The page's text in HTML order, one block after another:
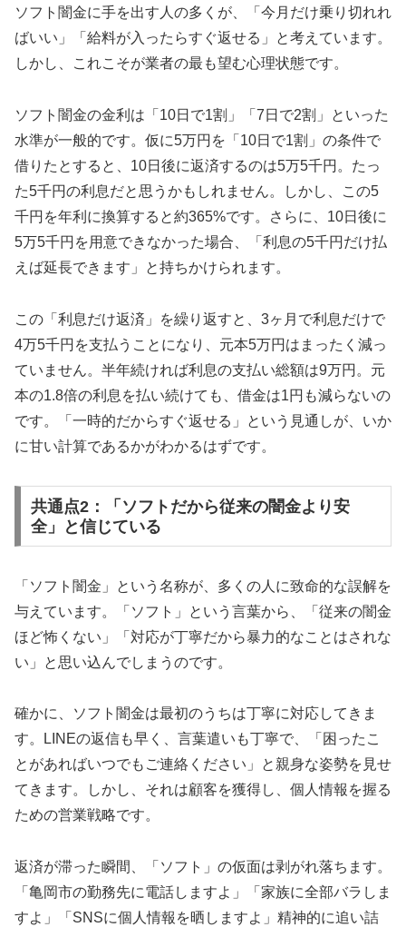
ソフト闇金に手を出す人の多くが、「今月だけ乗り切れれ
ばいい」「給料が入ったらすぐ返せる」と考えています。
しかし、これこそが業者の最も望む心理状態です。
ソフト闇金の金利は「10日で1割」「7日で2割」といった
水準が一般的です。仮に5万円を「10日で1割」の条件で
借りたとすると、10日後に返済するのは5万5千円。たっ
た5千円の利息だと思うかもしれません。しかし、この5
千円を年利に換算すると約365%です。さらに、10日後に
5万5千円を用意できなかった場合、「利息の5千円だけ払
えば延長できます」と持ちかけられます。
この「利息だけ返済」を繰り返すと、3ヶ月で利息だけで
4万5千円を支払うことになり、元本5万円はまったく減っ
ていません。半年続ければ利息の支払い総額は9万円。元
本の1.8倍の利息を払い続けても、借金は1円も減らないの
です。「一時的だからすぐ返せる」という見通しが、いか
に甘い計算であるかがわかるはずです。
共通点2：「ソフトだから従来の闇金より安
全」と信じている
「ソフト闇金」という名称が、多くの人に致命的な誤解を
与えています。「ソフト」という言葉から、「従来の闇金
ほど怖くない」「対応が丁寧だから暴力的なことはされな
い」と思い込んでしまうのです。
確かに、ソフト闇金は最初のうちは丁寧に対応してきま
す。LINEの返信も早く、言葉遣いも丁寧で、「困ったこ
とがあればいつでもご連絡ください」と親身な姿勢を見せ
てきます。しかし、それは顧客を獲得し、個人情報を握る
ための営業戦略です。
返済が滞った瞬間、「ソフト」の仮面は剥がれ落ちます。
「亀岡市の勤務先に電話しますよ」「家族に全部バラしま
すよ」「SNSに個人情報を晒しますよ」精神的に追い詰